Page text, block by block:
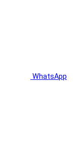
WhatsApp